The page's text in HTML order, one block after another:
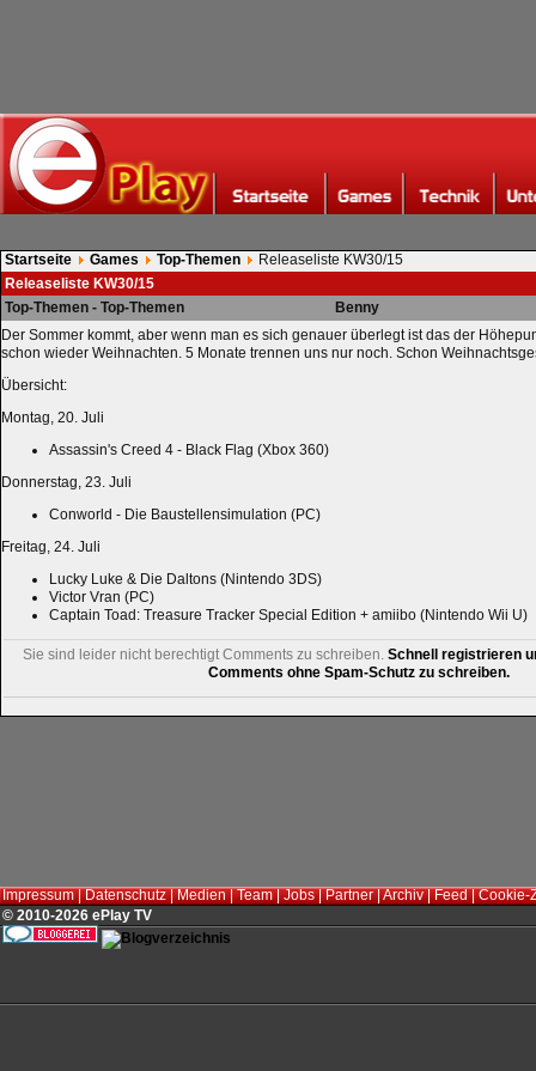
Startseite Games Top-Themen
Releaseliste KW30/15
Releaseliste KW30/15
Top-Themen - Top-Themen
Benny
Der Sommer kommt, aber wenn man es sich genauer überlegt ist das der
schon wieder Weihnachten. 5 Monate trennen uns nur noch. Schon
Übersicht:
Montag, 20. Juli
Assassin's Creed 4 - Black Flag (Xbox 360)
Donnerstag, 23. Juli
Conworld - Die Baustellensimulation (PC)
Freitag, 24. Juli
Lucky Luke & Die Daltons (Nintendo 3DS)
Victor Vran (PC)
Captain Toad: Treasure Tracker Special Edition + amiibo (Nintendo Wii U)
Sie sind leider nicht berechtigt Comments zu schreiben. Schnell registrieren
Comments ohne Spam-Schutz zu schreiben.
Impressum|Datenschutz|Medien|Team|Jobs|Partner|Archiv|Feed|Cookie-
© 2010-2026 ePlay TV